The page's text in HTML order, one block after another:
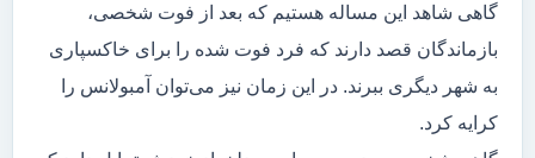
گاهی شاهد این مساله هستیم که بعد از فوت شخصی،
بازماندگان قصد دارند که فرد فوت شده را برای خاکسپاری
به شهر دیگری ببرند. در این زمان نیز می‌توان آمبولانس را
کرایه کرد.